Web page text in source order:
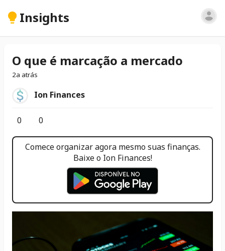
Insights
O que é marcação a mercado
2a atrás
Ion Finances
0 0
Comece organizar agora mesmo suas finanças.
Baixe o Ion Finances!